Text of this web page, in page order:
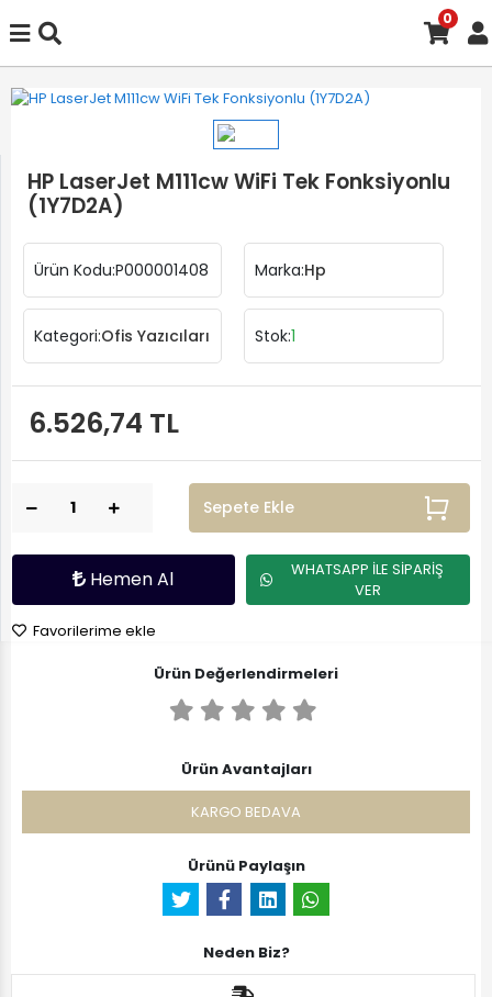
0
HP LaserJet M111cw WiFi Tek Fonksiyonlu
(1Y7D2A)
Ürün Kodu:P000001408 Marka:Hp
Kategori:Ofis Yazıcıları Stok:1
6.526,74 TL
Sepete Ekle
Hemen Al
WHATSAPP İLE SİPARİŞ
VER
Favorilerime ekle
Ürün Değerlendirmeleri
Ürün Avantajları
KARGO BEDAVA
Ürünü Paylaşın
Neden Biz?